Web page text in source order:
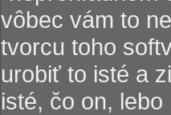
vôbec vám to
tvorcu toho
urobiť to isté a
isté, čo on,